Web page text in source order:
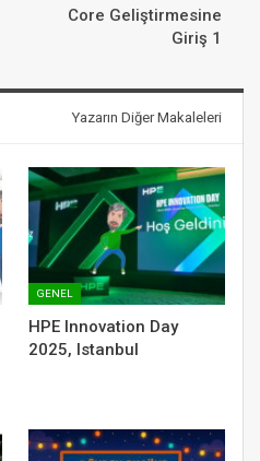
Core Geliştirmesine
Giriş 1
Yazarın Diğer Makaleleri
GENEL
HPE Innovation Day
2025, Istanbul